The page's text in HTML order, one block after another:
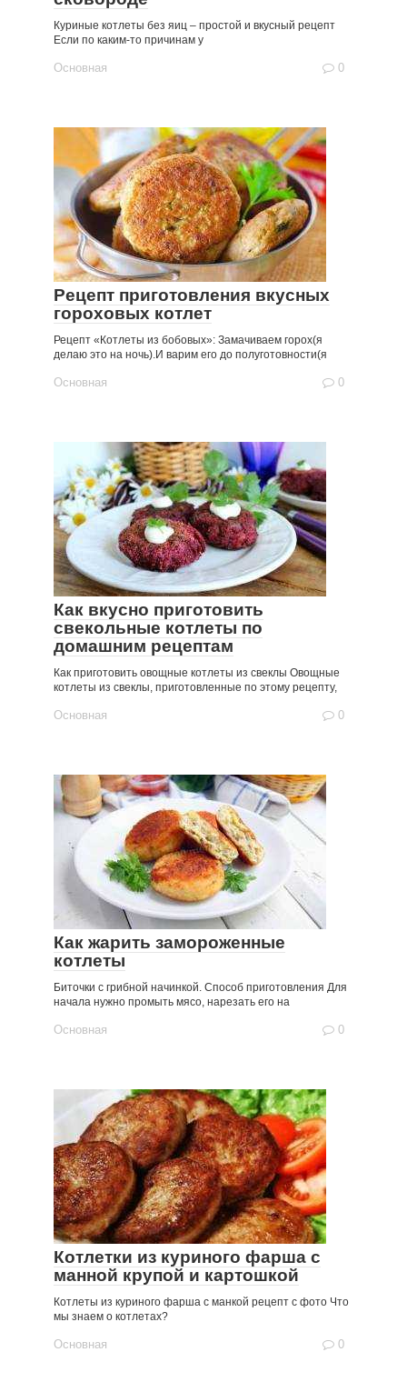
Куриные котлеты без яиц – простой и вкусный рецепт
Если по каким-то причинам у
Основная 0
Рецепт приготовления вкусных
гороховых котлет
Рецепт «Котлеты из бобовых»: Замачиваем горох(я
делаю это на ночь).И варим его до полуготовности(я
Основная 0
Как вкусно приготовить
свекольные котлеты по
домашним рецептам
Как приготовить овощные котлеты из свеклы Овощные
котлеты из свеклы, приготовленные по этому рецепту,
Основная 0
Как жарить замороженные
котлеты
Биточки с грибной начинкой. Способ приготовления Для
начала нужно промыть мясо, нарезать его на
Основная 0
Котлетки из куриного фарша с
манной крупой и картошкой
Котлеты из куриного фарша с манкой рецепт с фото Что
мы знаем о котлетах?
Основная 0